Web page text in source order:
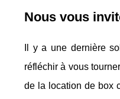
Nous vous
Il y a une dernière
réfléchir à vous
de la location de box